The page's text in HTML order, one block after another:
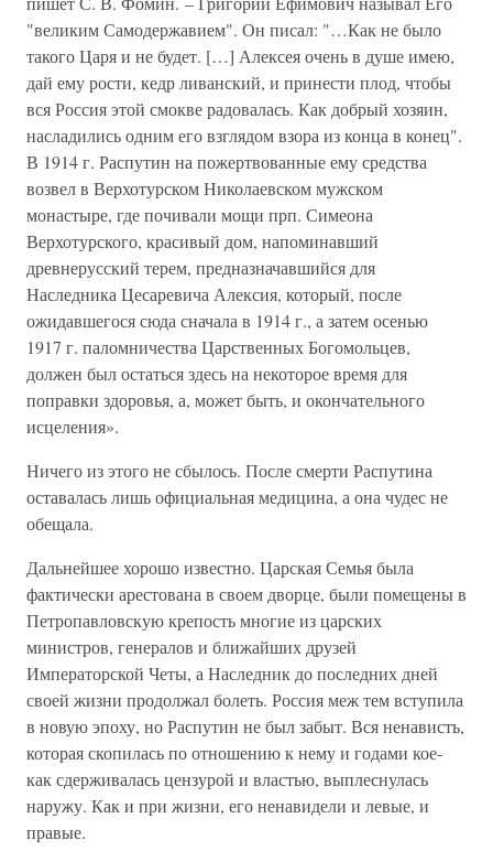
"великим Самодержавием". Он писал: "…Как не было
такого Царя и не будет. […] Алексея очень в душе имею,
дай ему рости, кедр ливанский, и принести плод, чтобы
вся Россия этой смокве радовалась. Как добрый хозяин,
насладились одним его взглядом взора из конца в конец".
В 1914 г. Распутин на пожертвованные ему средства
возвел в Верхотурском Николаевском мужском
монастыре, где почивали мощи прп. Симеона
Верхотурского, красивый дом, напоминавший
древнерусский терем, предназначавшийся для
Наследника Цесаревича Алексия, который, после
ожидавшегося сюда сначала в 1914 г., а затем осенью
1917 г. паломничества Царственных Богомольцев,
должен был остаться здесь на некоторое время для
поправки здоровья, а, может быть, и окончательного
исцеления».
Ничего из этого не сбылось. После смерти Распутина
оставалась лишь официальная медицина, а она чудес не
обещала.
Дальнейшее хорошо известно. Царская Семья была
фактически арестована в своем дворце, были помещены в
Петропавловскую крепость многие из царских
министров, генералов и ближайших друзей
Императорской Четы, а Наследник до последних дней
своей жизни продолжал болеть. Россия меж тем вступила
в новую эпоху, но Распутин не был забыт. Вся ненависть,
которая скопилась по отношению к нему и годами кое-
как сдерживалась цензурой и властью, выплеснулась
наружу. Как и при жизни, его ненавидели и левые, и
правые.